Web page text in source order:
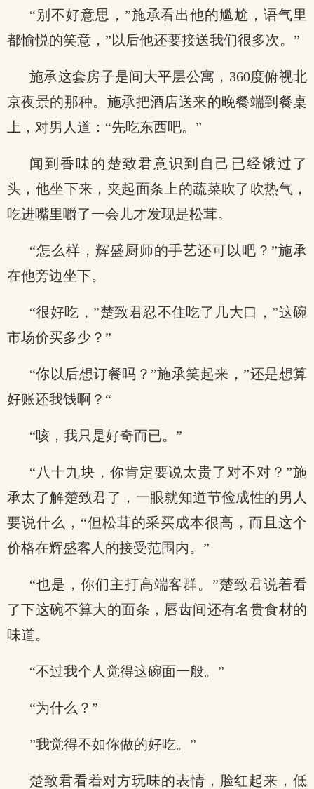
“别不好意思，”施承看出他的尴尬，语气里
都愉悦的笑意，”以后他还要接送我们很多次。”
施承这套房子是间大平层公寓，360度俯视北
京夜景的那种。施承把酒店送来的晚餐端到餐桌
上，对男人道：“先吃东西吧。”
闻到香味的楚致君意识到自己已经饿过了
头，他坐下来，夹起面条上的蔬菜吹了吹热气，
吃进嘴里嚼了一会儿才发现是松茸。
“怎么样，辉盛厨师的手艺还可以吧？”施承
在他旁边坐下。
“很好吃，”楚致君忍不住吃了几大口，”这碗
市场价买多少？”
“你以后想订餐吗？”施承笑起来，”还是想算
好账还我钱啊？“
“咳，我只是好奇而已。”
“八十九块，你肯定要说太贵了对不对？”施
承太了解楚致君了，一眼就知道节俭成性的男人
要说什么，“但松茸的采买成本很高，而且这个
价格在辉盛客人的接受范围内。”
“也是，你们主打高端客群。”楚致君说着看
了下这碗不算大的面条，唇齿间还有名贵食材的
味道。
“不过我个人觉得这碗面一般。”
“为什么？”
”我觉得不如你做的好吃。”
楚致君看着对方玩味的表情，脸红起来，低